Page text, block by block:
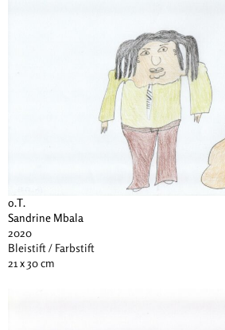
o.T.
Sandrine Mbala
2020
Bleistift / Farbstift
21 x 30 cm